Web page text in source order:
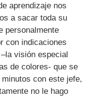
aprendizaje nos
a sacar toda su
personalmente
con indicaciones
visión especial
de colores- que se
con este jefe,
no le hago